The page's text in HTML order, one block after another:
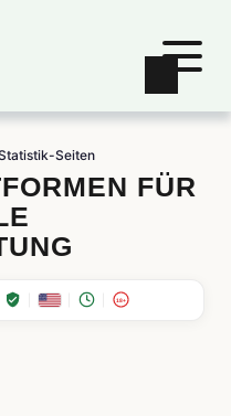
Seiten
FÜR
18+